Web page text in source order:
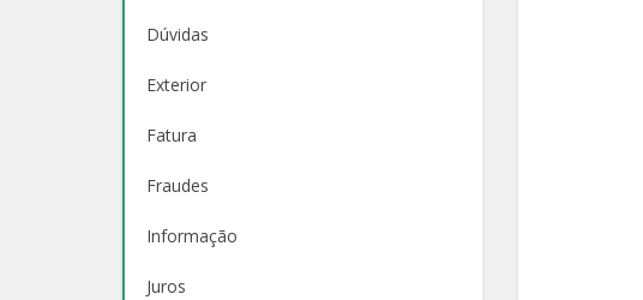
Dúvidas
Exterior
Fatura
Fraudes
Informação
Juros